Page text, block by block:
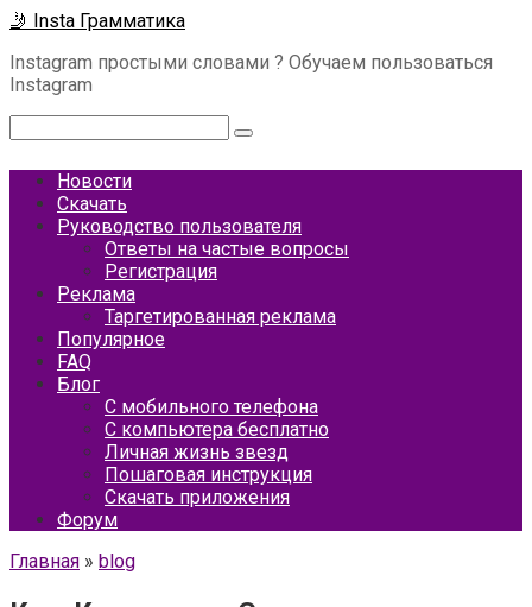
Перейти
контенту
🤳 Insta Грамматика
Instagram простыми словами ? Обучаем пользоваться
Instagram
Новости
Скачать
Руководство пользователя
Ответы на частые вопросы
Регистрация
Реклама
Таргетированная реклама
Популярное
FAQ
Блог
С мобильного телефона
С компьютера бесплатно
Личная жизнь звезд
Пошаговая инструкция
Скачать приложения
Форум
Главная » blog